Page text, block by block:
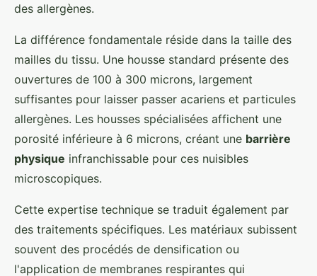
des allergènes.
La différence fondamentale réside dans la taille des
mailles du tissu. Une housse standard présente des
ouvertures de 100 à 300 microns, largement
suffisantes pour laisser passer acariens et particules
allergènes. Les housses spécialisées affichent une
porosité inférieure à 6 microns, créant une barrière
physique infranchissable pour ces nuisibles
microscopiques.
Cette expertise technique se traduit également par
des traitements spécifiques. Les matériaux subissent
souvent des procédés de densification ou
l'application de membranes respirantes qui